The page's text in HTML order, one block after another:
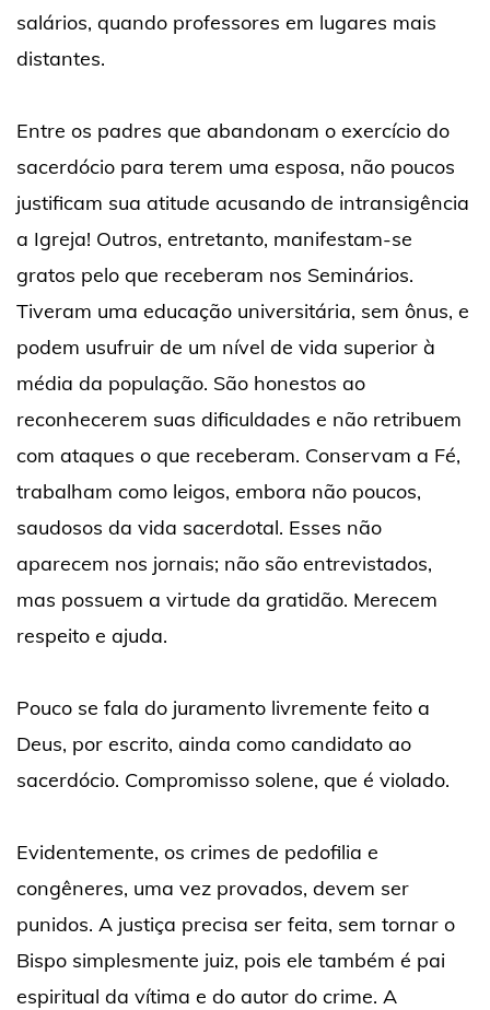
salários, quando professores em lugares mais
distantes.
Entre os padres que abandonam o exercício do
sacerdócio para terem uma esposa, não poucos
justificam sua atitude acusando de intransigência
a Igreja! Outros, entretanto, manifestam-se
gratos pelo que receberam nos Seminários.
Tiveram uma educação universitária, sem ônus, e
podem usufruir de um nível de vida superior à
média da população. São honestos ao
reconhecerem suas dificuldades e não retribuem
com ataques o que receberam. Conservam a Fé,
trabalham como leigos, embora não poucos,
saudosos da vida sacerdotal. Esses não
aparecem nos jornais; não são entrevistados,
mas possuem a virtude da gratidão. Merecem
respeito e ajuda.
Pouco se fala do juramento livremente feito a
Deus, por escrito, ainda como candidato ao
sacerdócio. Compromisso solene, que é violado.
Evidentemente, os crimes de pedofilia e
congêneres, uma vez provados, devem ser
punidos. A justiça precisa ser feita, sem tornar o
Bispo simplesmente juiz, pois ele também é pai
espiritual da vítima e do autor do crime. A